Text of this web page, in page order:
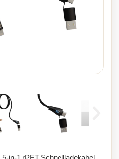
in-1 rPET Schnellladekabel